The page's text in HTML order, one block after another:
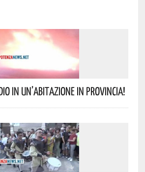
In Un’abitazione In Provincia!